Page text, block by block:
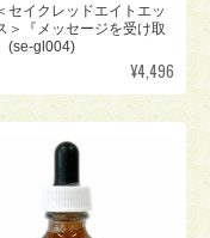
セイクレッドエイトエッ
＞『メッセージを受け取
(se-gl004)
¥4,496